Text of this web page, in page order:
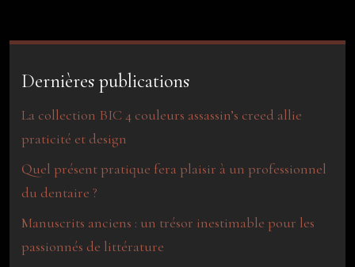
Dernières publications
La collection BIC 4 couleurs assassin’s creed allie
praticité et design
Quel présent pratique fera plaisir à un professionnel
du dentaire ?
Manuscrits anciens : un trésor inestimable pour les
passionnés de littérature